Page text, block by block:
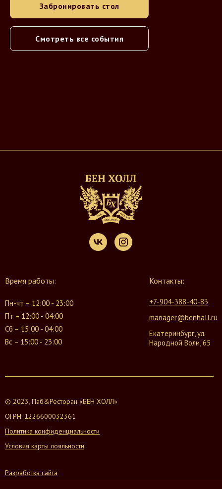
Забронировать стол
Смотреть все события
© 2023, Паб&Ресторан «БЕН ХОЛЛ»
ОГРН: 1226600032361
Политика конфиденциальности
Разработка сайта
Время работы: Контакты:
Пн-чт – 12:00 - 23:00
Пт – 12:00 - 04:00
Сб – 15:00 - 04:00
Вс – 15:00 - 23:00
+7-904-388-40-83
manager@benhall.ru
Екатеринбург, ул.
Народной Воли, 65
Условия карты лояльности